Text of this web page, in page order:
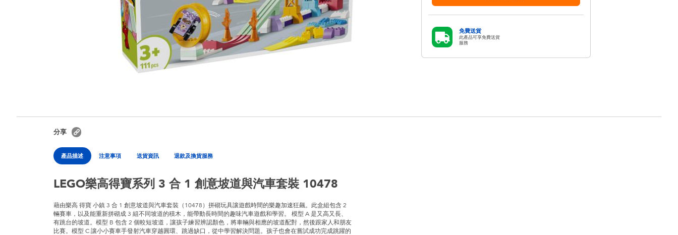
免費送貨
此產品可享免費送貨
服務
分享
產品描述 注意事項 送貨資訊 退款及換貨服務
LEGO樂高得寶系列 3 合 1 創意坡道與汽車套裝 10478
藉由樂高 得寶 小鎮 3 合 1 創意坡道與汽車套裝（10478）拼砌玩具讓遊戲時間的樂趣加速狂飆。此盒組包含 2
輛賽車，以及能重新拼砌成 3 組不同坡道的積木，能帶動長時間的趣味汽車遊戲和學習。 模型 A 是又高又長、
有跳台的坡道。模型 B 包含 2 個較短坡道，讓孩子練習辨認顏色，將車輛與相應的坡道配對，然後跟家人和朋友
比賽。模型 C 讓小小賽車手發射汽車穿越圓環、跳過缺口，從中學習解決問題。孩子也會在嘗試成功完成跳躍的